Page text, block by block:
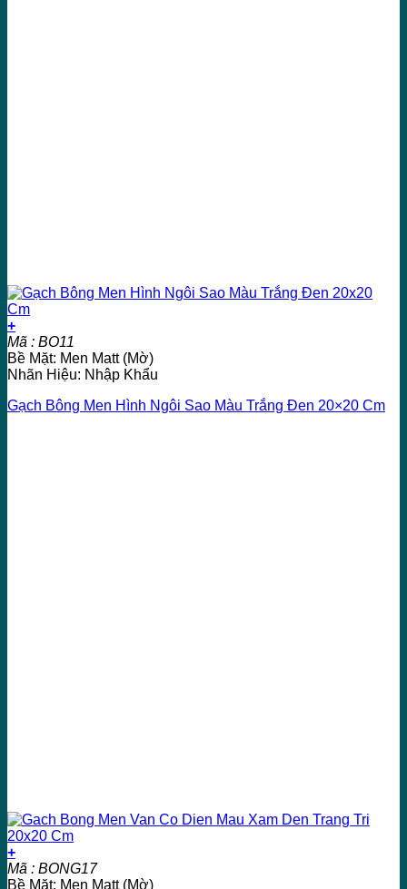
+
Mã : BO11
Bề Mặt: Men Matt (Mờ)
Nhãn Hiệu: Nhập Khẩu
Gạch Bông Men Hình Ngôi Sao Màu Trắng Đen 20×20 Cm
+
Mã : BONG17
Bề Mặt: Men Matt (Mờ)